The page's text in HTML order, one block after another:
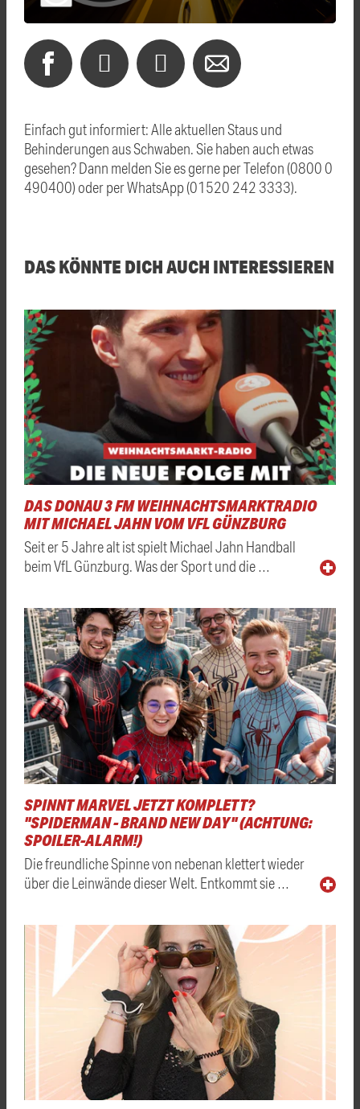
Einfach gut informiert: Alle aktuellen Staus und
Behinderungen aus Schwaben. Sie haben auch etwas
gesehen? Dann melden Sie es gerne per Telefon (0800 0
490400) oder per WhatsApp (01520 242 3333).
DAS KÖNNTE DICH AUCH INTERESSIEREN
DAS DONAU 3 FM WEIHNACHTSMARKTRADIO
MIT MICHAEL JAHN VOM VFL GÜNZBURG
Seit er 5 Jahre alt ist spielt Michael Jahn Handball
beim VfL Günzburg. Was der Sport und die …
SPINNT MARVEL JETZT KOMPLETT?
"SPIDERMAN - BRAND NEW DAY" (ACHTUNG:
SPOILER-ALARM!)
Die freundliche Spinne von nebenan klettert wieder
über die Leinwände dieser Welt. Entkommt sie …